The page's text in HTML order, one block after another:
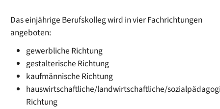
Das einjährige Berufskolleg wird in vier Fachrichtungen
angeboten:
gewerbliche Richtung
gestalterische Richtung
kaufmännische Richtung
hauswirtschaftliche/landwirtschaftliche/
Richtung